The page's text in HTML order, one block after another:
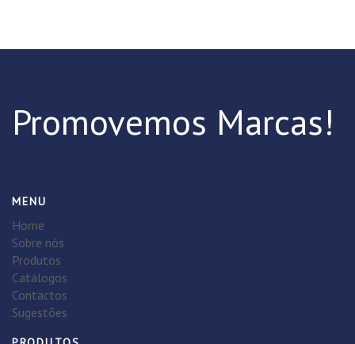
Promovemos Marcas!
MENU
Home
Sobre nós
Produtos
Catálogos
Contactos
Sugestões